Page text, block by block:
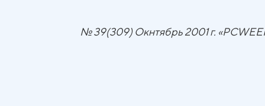
№ 39(309) Окнтябрь 2001 г.